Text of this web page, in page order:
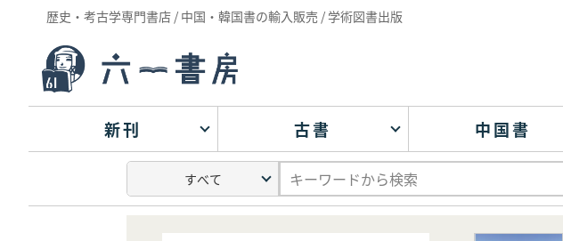
歴史・考古学専門書店 / 中国・韓国書の輸入販売 / 学術図書出版
新刊 古書 中国書